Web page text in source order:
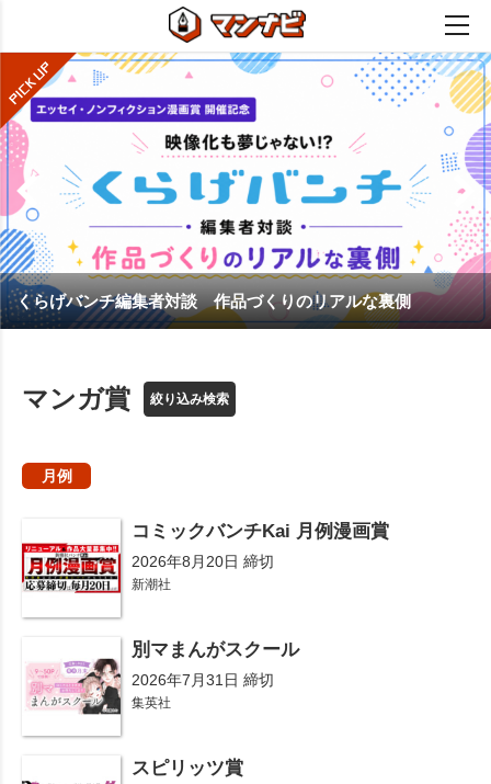
くらげバンチ編集者対談 作品づくりのリアルな裏側
マンガ賞 絞り込み検索
月例
コミックバンチKai 月例漫画賞
2026年8月20日 締切
新潮社
別マまんがスクール
2026年7月31日 締切
集英社
スピリッツ賞